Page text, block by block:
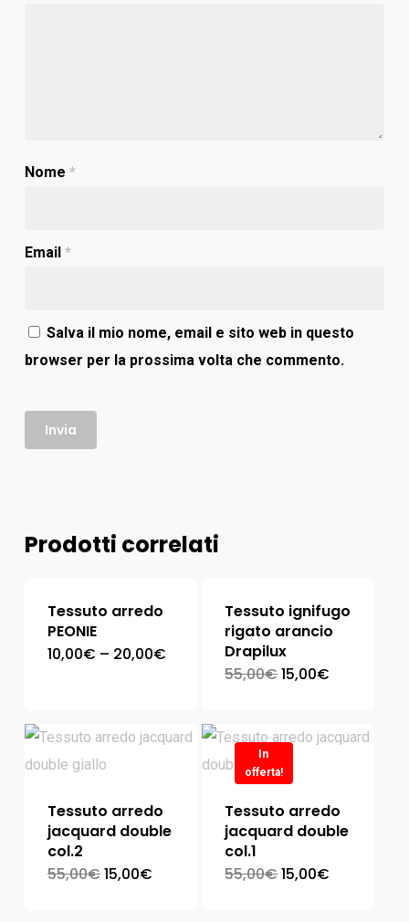
Nome *
Email *
Salva il mio nome, email e sito web in questo
browser per la prossima volta che commento.
Prodotti correlati
Tessuto arredo
PEONIE
10,00€ – 20,00€
Tessuto ignifugo
rigato arancio
Drapilux
55,00€15,00€
In
offerta!
Tessuto arredo
jacquard double
col.2
55,00€15,00€
Tessuto arredo
jacquard double
col.1
55,00€15,00€